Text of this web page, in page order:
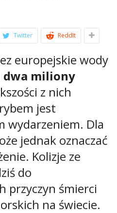
Twitter ReddIt
europejskie wody
dwa miliony
z nich
jest
wydarzeniem. Dla
jednak oznaczać
Kolizje ze
do
przyczyn śmierci
na świecie.